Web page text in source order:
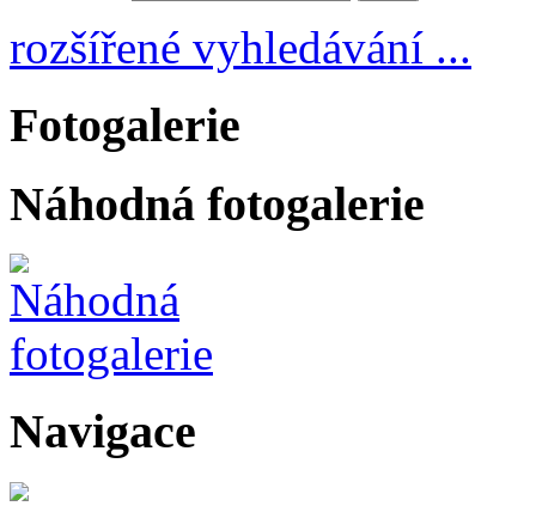
rozšířené vyhledávání ...
Fotogalerie
Náhodná fotogalerie
Navigace